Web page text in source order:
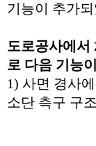
기능이 추가
도로공사에서
로 다음 기능
1) 사면 경사
소단 측구 구